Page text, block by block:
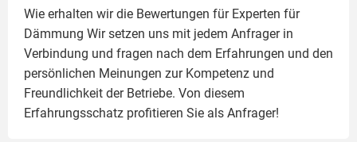
Wie erhalten wir die Bewertungen für Experten für
Dämmung Wir setzen uns mit jedem Anfrager in
Verbindung und fragen nach dem Erfahrungen und den
persönlichen Meinungen zur Kompetenz und
Freundlichkeit der Betriebe. Von diesem
Erfahrungsschatz profitieren Sie als Anfrager!